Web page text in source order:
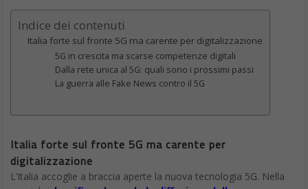
Indice dei contenuti
Italia forte sul fronte 5G ma carente per digitalizzazione
5G in crescita ma scarse competenze digitali
Dalla rete unica al 5G: quali sono i prossimi passi
La guerra alle Fake News contro il 5G
Italia forte sul fronte 5G ma carente per
digitalizzazione
L’Italia accoglie a braccia aperte la nuova tecnologia 5G. Nella